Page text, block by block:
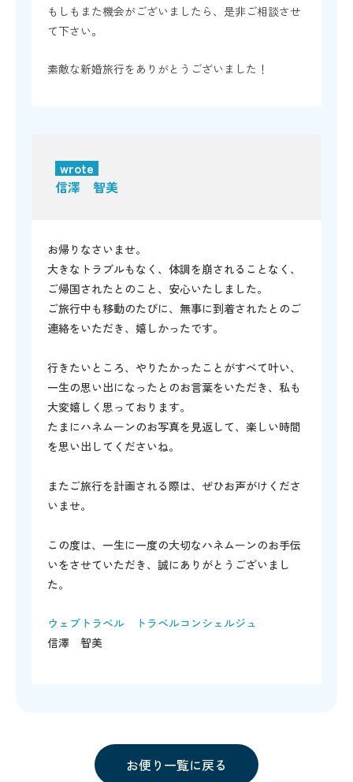
もしもまた機会がございましたら、是非ご相談させ
て下さい。
素敵な新婚旅行をありがとうございました！
wrote
信澤 智美
お帰りなさいませ。
大きなトラブルもなく、体調を崩されることなく、
ご帰国されたとのこと、安心いたしました。
ご旅行中も移動のたびに、無事に到着されたとのご
連絡をいただき、嬉しかったです。
行きたいところ、やりたかったことがすべて叶い、
一生の思い出になったとのお言葉をいただき、私も
大変嬉しく思っております。
たまにハネムーンのお写真を見返して、楽しい時間
を思い出してくださいね。
またご旅行を計画される際は、ぜひお声がけくださ
いませ。
この度は、一生に一度の大切なハネムーンのお手伝
いをさせていただき、誠にありがとうございまし
た。
ウェブトラベル トラベルコンシェルジュ
信澤 智美
お便り一覧に戻る